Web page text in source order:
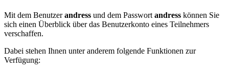
Mit dem Benutzerandress und dem Passwort andress können Sie
sich einen Überblick über das Benutzerkonto eines Teilnehmers
verschaffen.
Dabei stehen Ihnen unter anderem folgende Funktionen zur
Verfügung: